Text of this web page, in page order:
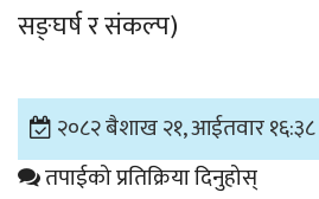
सङ्घर्ष र संकल्प)
२०८२ बैशाख २१, आईतवार १६:३८
तपाईको प्रतिक्रिया दिनुहोस्